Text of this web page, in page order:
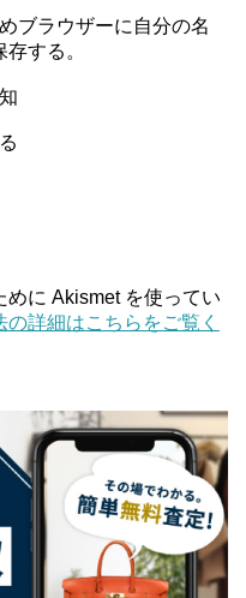
ブラウザーに自分の名
する。
めに Akismet を使ってい
詳細はこちらをご覧く